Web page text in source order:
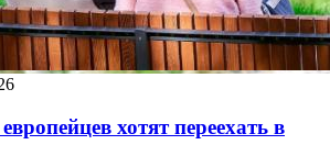
хотят переехать в